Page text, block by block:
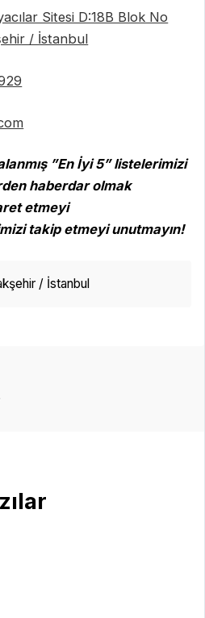
Sitesi D:18B Blok No
/ İstanbul
”En İyi 5” listelerimizi
haberdar olmak
etmeyi
takip etmeyi unutmayın!
/ İstanbul